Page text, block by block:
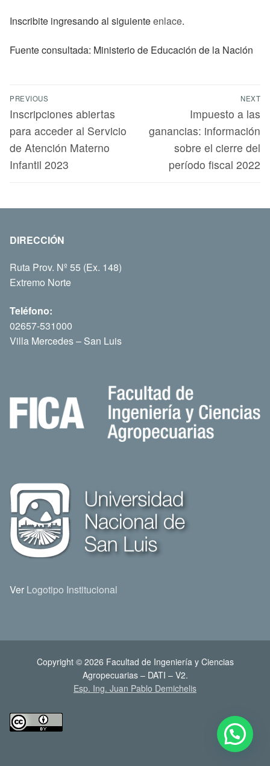
Inscribite ingresando al siguienteenlace.
Fuente consultada: Ministerio de Educación de la Nación
PREVIOUS
Inscripciones abiertas
para acceder al Servicio
de Atención Materno
Infantil 2023
NEXT
Impuesto a las
ganancias: información
sobre el cierre del
período fiscal 2022
DIRECCIÓN
Ruta Prov. Nº 55 (Ex. 148)
Extremo Norte
Teléfono:
02657-531000
Villa Mercedes – San Luis
Ver Logotipo Institucional
Copyright © 2026 Facultad de Ingeniería y Ciencias
Agropecuarias – DATI – V2.
Esp. Ing. Juan Pablo Demichelis